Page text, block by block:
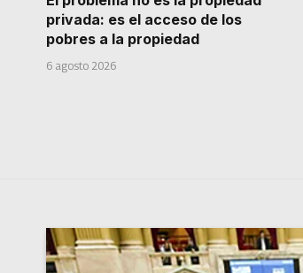
privada: es el acceso de los
pobres a la propiedad
6 agosto 2026